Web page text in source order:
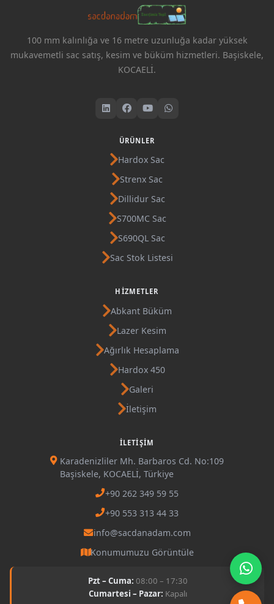
100 mm kalınlığa ve 16 metre uzunluğa kadar yüksek
mukavemetli sac satış, kesim ve büküm hizmetleri. Başiskele,
KOCAELİ.
ÜRÜNLER
Hardox Sac
Strenx Sac
Dillidur Sac
S700MC Sac
S690QL Sac
Sac Stok Listesi
HIZMETLER
Abkant Büküm
Lazer Kesim
Ağırlık Hesaplama
Hardox 450
Galeri
İletişim
İLETIŞIM
Karadenizliler Mh. Barbaros Cd. No:109
Başiskele, KOCAELİ, Türkiye
+90 262 349 59 55
+90 553 313 44 33
info@sacdanadam.com
Konumumuzu Görüntüle
Pzt – Cuma: 08:00 – 17:30
Cumartesi – Pazar: Kapalı